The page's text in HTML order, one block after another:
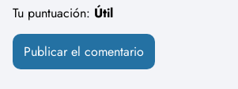
Tu puntuación: Útil